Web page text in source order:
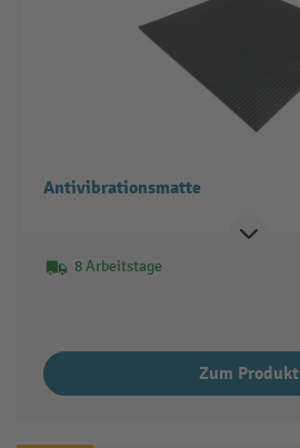
Antivibrationsmatte
8 Arbeitstage
Zum Produkt